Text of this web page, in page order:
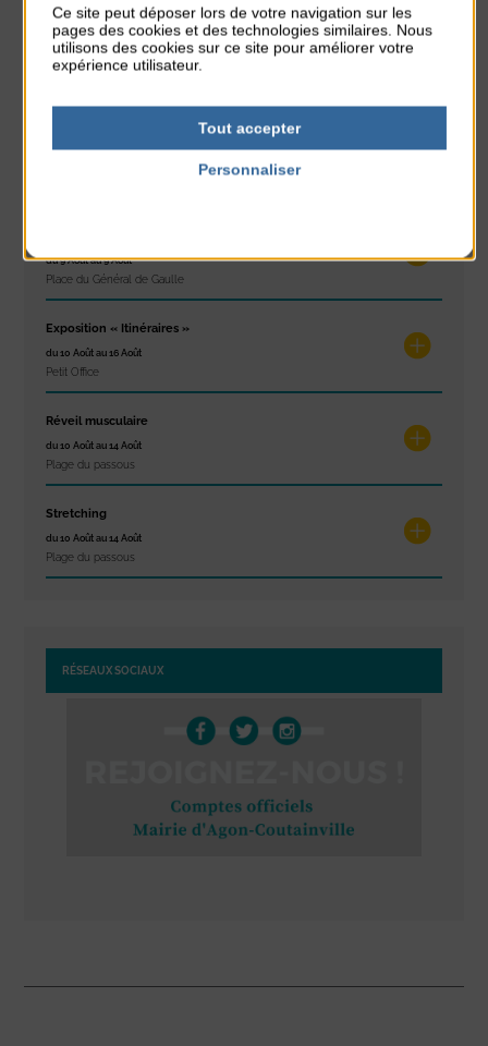
du 9 Août au 9 Août
Place du Général de Gaulle
Exposition « Itinéraires »
du 10 Août au 16 Août
Petit Office
Réveil musculaire
du 10 Août au 14 Août
Plage du passous
Stretching
du 10 Août au 14 Août
Plage du passous
RÉSEAUX SOCIAUX
Ce site peut déposer lors de votre navigation sur les
pages des cookies et des technologies similaires. Nous
utilisons des cookies sur ce site pour améliorer votre
expérience utilisateur.
Tout accepter
Personnaliser